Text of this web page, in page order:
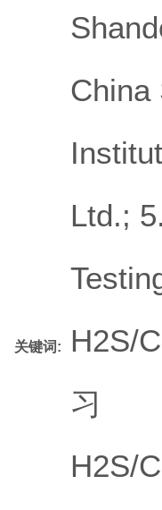
China
Ltd.;
关键词:
H2S/
习
H2S/